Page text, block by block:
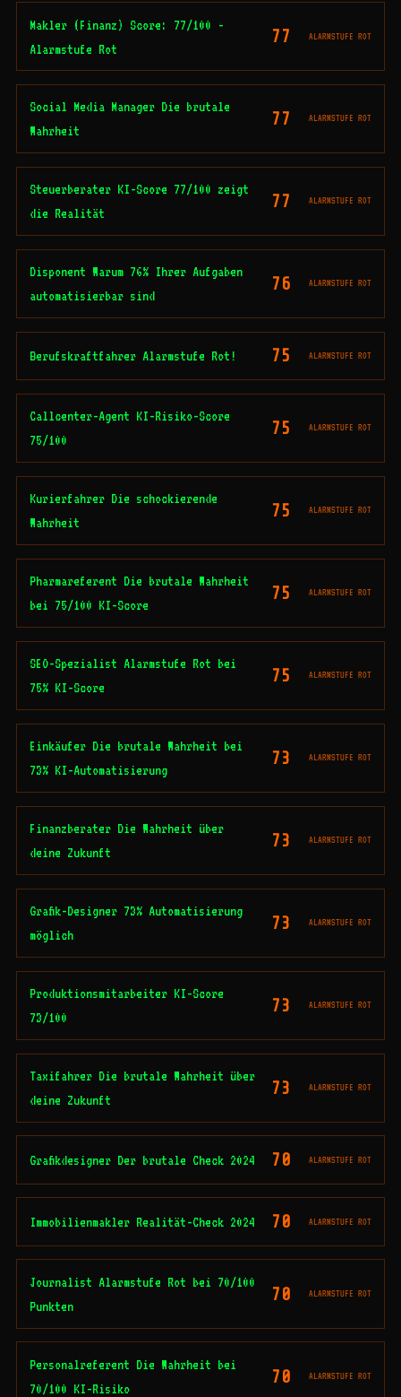
Makler (Finanz) Score: 77/100 -
Alarmstufe Rot
77 ALARMSTUFE ROT
Social Media Manager Die brutale
Wahrheit
77 ALARMSTUFE ROT
Steuerberater KI-Score 77/100 zeigt
die Realität
77 ALARMSTUFE ROT
Disponent Warum 76% Ihrer Aufgaben
automatisierbar sind
76 ALARMSTUFE ROT
Berufskraftfahrer Alarmstufe Rot! 75 ALARMSTUFE ROT
Callcenter-Agent KI-Risiko-Score
75/100
75 ALARMSTUFE ROT
Kurierfahrer Die schockierende
Wahrheit
75 ALARMSTUFE ROT
Pharmareferent Die brutale Wahrheit
bei 75/100 KI-Score
75 ALARMSTUFE ROT
SEO-Spezialist Alarmstufe Rot bei
75% KI-Score
75 ALARMSTUFE ROT
Einkäufer Die brutale Wahrheit bei
73% KI-Automatisierung
73 ALARMSTUFE ROT
Finanzberater Die Wahrheit über
deine Zukunft
73 ALARMSTUFE ROT
Grafik-Designer 73% Automatisierung
möglich
73 ALARMSTUFE ROT
Produktionsmitarbeiter KI-Score
73/100
73 ALARMSTUFE ROT
Taxifahrer Die brutale Wahrheit über
deine Zukunft
73 ALARMSTUFE ROT
Grafikdesigner Der brutale Check 2024 70 ALARMSTUFE ROT
Immobilienmakler Realität-Check 2024 70 ALARMSTUFE ROT
Journalist Alarmstufe Rot bei 70/100
Punkten
70 ALARMSTUFE ROT
Personalreferent Die Wahrheit bei
70/100 KI-Risiko
70 ALARMSTUFE ROT